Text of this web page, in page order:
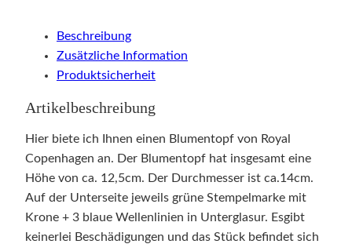
Beschreibung
Zusätzliche Information
Produktsicherheit
Artikelbeschreibung
Hier biete ich Ihnen einen Blumentopf von Royal
Copenhagen an. Der Blumentopf hat insgesamt eine
Höhe von ca. 12,5cm. Der Durchmesser ist ca.14cm.
Auf der Unterseite jeweils grüne Stempelmarke mit
Krone + 3 blaue Wellenlinien in Unterglasur. Esgibt
keinerlei Beschädigungen und das Stück befindet sich